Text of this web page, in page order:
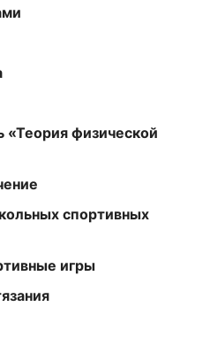
«Теория физической
спортивных
игры